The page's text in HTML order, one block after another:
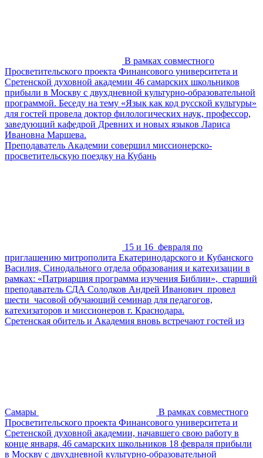
В рамках совместного
Просветительского проекта Финансового университета и
Сретенской духовной академии 46 самарских школьников
прибыли в Москву с двухдневной культурно-образовательной
программой. Беседу на тему «Язык как код русской культуры»
для гостей провела доктор филологических наук, профессор,
заведующий кафедрой Древних и новых языков Лариса
Ивановна Маршева.
Преподаватель Академии совершил миссионерско-
просветительскую поездку на Кубань
15 и 16 февраля по
приглашению митрополита Екатеринодарского и Кубанского
Василия, Синодального отдела образования и катехизации в
рамках: «Патриаршия программа изучения Библии», старший
преподаватель СДА Солодков Андрей Иванович провел
шести часовой обучающий семинар для педагогов,
катехизаторов и миссионеров г. Краснодара.
Сретенская обитель и Академия вновь встречают гостей из
Самары
В рамках совместного
Просветительского проекта Финансового университета и
Сретенской духовной академии, начавшего свою работу в
конце января, 46 самарских школьников 18 февраля прибыли
в Москву с двухдневной культурно-образовательной